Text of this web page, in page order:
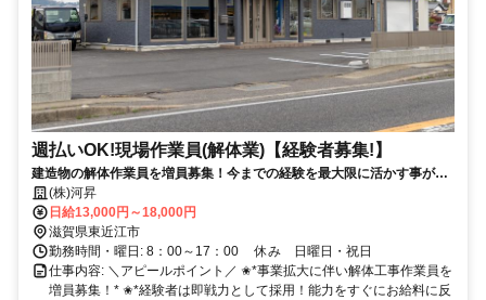
週払いOK!現場作業員(解体業)【経験者募集!】
建造物の解体作業員を増員募集！今までの経験を最大限に活かす事が出
来ます！
(株)河昇
日給13,000円～18,000円
滋賀県東近江市
勤務時間・曜日: 8：00～17：00 休み 日曜日・祝日
仕事内容: ＼アピールポイント／ ✬*事業拡大に伴い解体工事作業員を
増員募集！* ✬*経験者は即戦力として採用！能力をすぐにお給料に反